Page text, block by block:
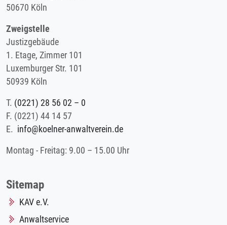
50670 Köln
Zweigstelle
Justizgebäude
1. Etage, Zimmer 101
Luxemburger Str. 101
50939 Köln
T. (0221) 28 56 02 – 0
F. (0221) 44 14 57
E. info@koelner-anwaltverein.de
Montag - Freitag: 9.00 – 15.00 Uhr
Sitemap
KAV e.V.
Anwaltservice